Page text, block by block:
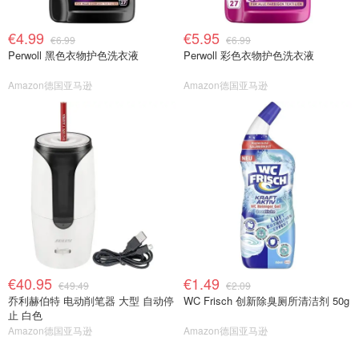
€4.99 €6.99
Perwoll 黑色衣物护色洗衣液
Amazon德国亚马逊
€5.95 €6.99
Perwoll 彩色衣物护色洗衣液
Amazon德国亚马逊
€40.95 €49.49
乔利赫伯特 电动削笔器 大型 自动停
止 白色
Amazon德国亚马逊
€1.49 €2.09
WC Frisch 创新除臭厕所清洁剂 50g
Amazon德国亚马逊